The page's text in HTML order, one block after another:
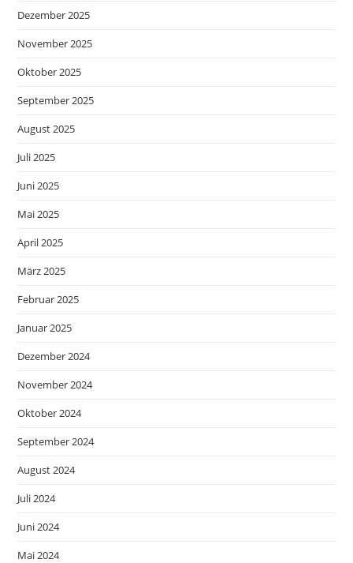
Dezember 2025
November 2025
Oktober 2025
September 2025
August 2025
Juli 2025
Juni 2025
Mai 2025
April 2025
März 2025
Februar 2025
Januar 2025
Dezember 2024
November 2024
Oktober 2024
September 2024
August 2024
Juli 2024
Juni 2024
Mai 2024